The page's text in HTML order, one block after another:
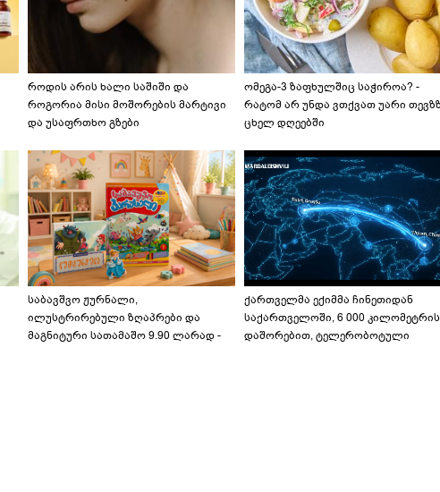
როდის არის ხალი საშიში და
როგორია მისი მოშორების მარტივი
და უსაფრთხო გზები
ომეგა-3 ზაფხულშიც საჭიროა? -
რატომ არ უნდა ვთქვათ უარი
ცხელ დღეებში
საბავშვო ჟურნალი,
ილუსტრირებული ზღაპრები და
მაგნიტური სათამაშო 9.90 ლარად -
ქართველმა ექიმმა ჩინეთიდან
საქართველოში, 6 000 კილომეტრის
დაშორებით, ტელერობოტული